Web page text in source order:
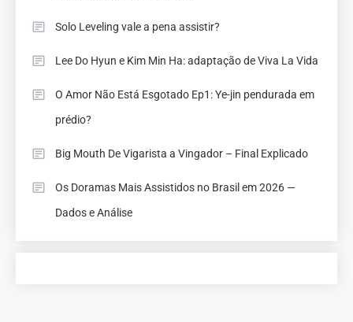
Solo Leveling vale a pena assistir?
Lee Do Hyun e Kim Min Ha: adaptação de Viva La Vida
O Amor Não Está Esgotado Ep1: Ye-jin pendurada em
prédio?
Big Mouth De Vigarista a Vingador – Final Explicado
Os Doramas Mais Assistidos no Brasil em 2026 —
Dados e Análise